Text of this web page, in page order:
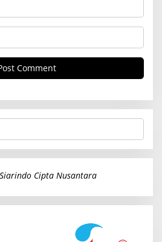
Cipta Nusantara